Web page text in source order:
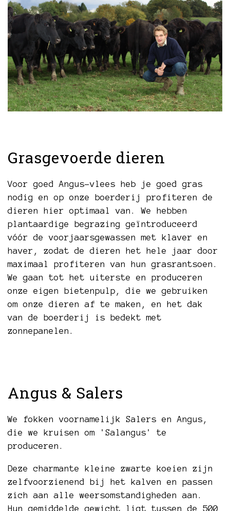
Grasgevoerde dieren
Voor goed Angus-vlees heb je goed gras
nodig en op onze boerderij profiteren de
dieren hier optimaal van. We hebben
plantaardige begrazing geïntroduceerd
vóór de voorjaarsgewassen met klaver en
haver, zodat de dieren het hele jaar door
maximaal profiteren van hun grasrantsoen.
We gaan tot het uiterste en produceren
onze eigen bietenpulp, die we gebruiken
om onze dieren af te maken, en het dak
van de boerderij is bedekt met
zonnepanelen.
Angus & Salers
We fokken voornamelijk Salers en Angus,
die we kruisen om 'Salangus' te
produceren.
Deze charmante kleine zwarte koeien zijn
zelfvoorzienend bij het kalven en passen
zich aan alle weersomstandigheden aan.
Hun gemiddelde gewicht ligt tussen de 500